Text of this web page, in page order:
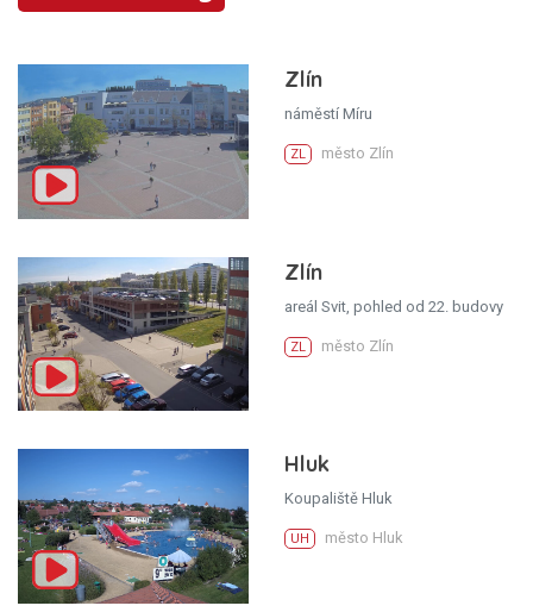
Zlín
náměstí Míru
ZL město Zlín
Zlín
areál Svit, pohled od 22. budovy
ZL město Zlín
Hluk
Koupaliště Hluk
UH město Hluk